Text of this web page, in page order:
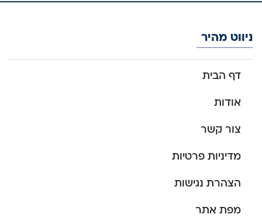
ניווט מהיר
דף הבית
אודות
צור קשר
מדיניות פרטיות
הצהרת נגישות
מפת אתר